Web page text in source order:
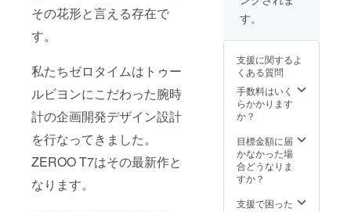
その花形と言える存在で
す。
私たちゼロタイムはトゥー
ルビヨンにこだわった腕時
計の企画開発デザイン設計
を行なってきました。
ZEROO T7はその最新作と
なります。
す。
支援に関するよ
くある質問
手数料はいく
らかかります
か？
目標金額に届
かなかった場
合どうなりま
すか？
支援で困った